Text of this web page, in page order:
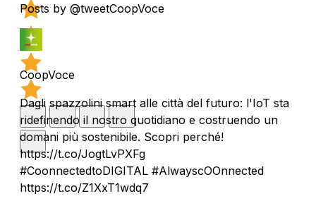
Posts by @tweetCoopVoce
CoopVoce
Dagli spazzolini smart alle città del futuro: l'IoT sta
ridefinendo il nostro quotidiano e costruendo un
domani più sostenibile. Scopri perché!
https://t.co/JogtLvPXFg
#CoonnectedtoDIGITAL #AlwayscOOnnected
https://t.co/Z1XxT1wdq7